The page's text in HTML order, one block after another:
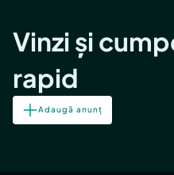
Vinzi și
rapid
Adaugă anunț